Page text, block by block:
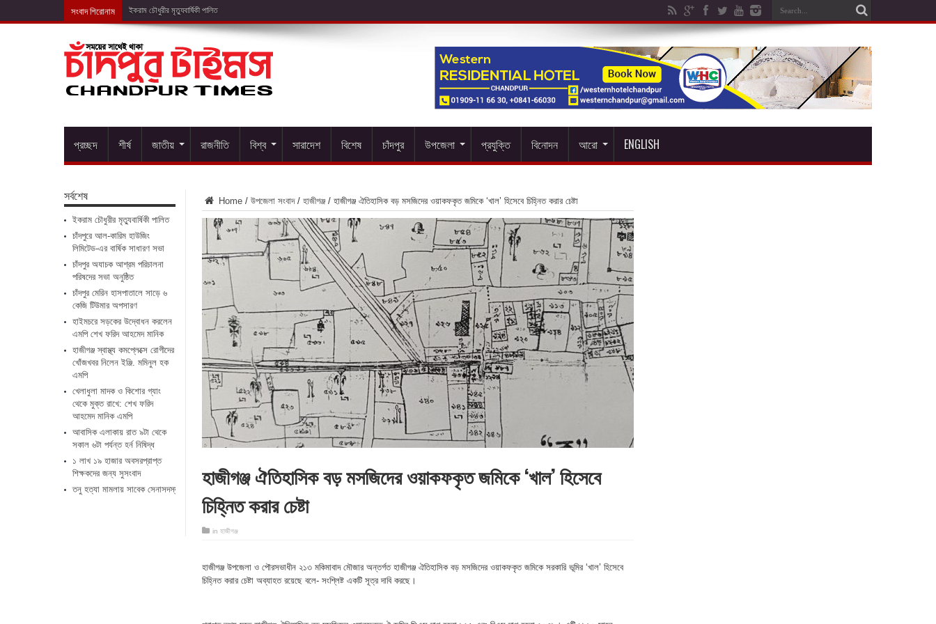
সংবাদ শিরোনাম চাঁদপুরে আল-কার
প্রচ্ছদ শীর্ষ জাতীয় রাজনীতি বিশ্ব সারাদেশ বিশেষ চাঁদপুর উপজেলা প্রযুক্তি বিনোদন আরো ENGLISH
Home / উপজেলা সংবাদ / হাজীগঞ্জ / হাজীগঞ্জ ঐতিহাসিক বড় মসজিদের ওয়াকফকৃত জমিকে ‘খাল’ হিসেবে চিহ্নিত করার চেষ্টা
হাজীগঞ্জ ঐতিহাসিক বড় মসজিদের ওয়াকফকৃত জমিকে ‘খাল’ হিসেবে
চিহ্নিত করার চেষ্টা
in হাজীগঞ্জ
হাজীগঞ্জ উপজেলা ও পৌরসভাধীন ২১৩ মকিমাবাদ মৌজার অন্তর্গত হাজীগঞ্জ ঐতিহাসিক বড় মসজিদের ওয়াকফকৃত জমিকে সরকারি ভূমির ‘খাল’ হিসেবে
চিহ্নিত করার চেষ্টা অব্যাহত রয়েছে বলে- সংশ্লিষ্ট একটি সূত্র দাবি করছে।
সর্বশেষ
ইকরাম চৌধুরীর মৃত্যুবার্ষিকী পালিত
চাঁদপুরে আল-কারিম হাউজিং
লিমিটেড-এর বার্ষিক সাধারণ সভা
চাঁদপুর অযাচক আশ্রম পরিচালনা
পরিষদের সভা অনুষ্ঠিত
চাঁদপুর মেরিন হাসপাতালে সাড়ে ৬
কেজি টিউমার অপসারণ
হাইমচরে সড়কের উদ্বোধন করলেন
এমপি শেখ ফরিদ আহমেদ মানিক
হাজীগঞ্জ স্বাস্থ্য কমপ্লেক্সে রোগীদের
খোঁজখবর নিলেন ইঞ্জি. মমিনুল হক
এমপি
খেলাধুলা মাদক ও কিশোর গ্যাং
থেকে মুক্ত রাখে: শেখ ফরিদ
আহমেদ মানিক এমপি
আবাসিক এলাকায় রাত ৯টা থেকে
সকাল ৬টা পর্যন্ত হর্ন নিষিদ্ধ
১ লাখ ১৯ হাজার অবসরপ্রাপ্ত
শিক্ষকদের জন্য সুসংবাদ
তনু হত্যা মামলায় সাবেক সেনাসদস্য ফের গ্রেপ্তার